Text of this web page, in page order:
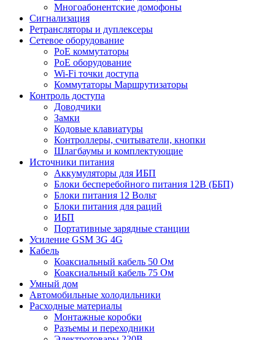
Многоабонентские домофоны
Сигнализация
Ретрансляторы и дуплексеры
Сетевое оборудование
PoE коммутаторы
PoE оборудование
Wi-Fi точки доступа
Коммутаторы Маршрутизаторы
Контроль доступа
Доводчики
Замки
Кодовые клавиатуры
Контроллеры, считыватели, кнопки
Шлагбаумы и комплектующие
Источники питания
Аккумуляторы для ИБП
Блоки бесперебойного питания 12В (ББП)
Блоки питания 12 Вольт
Блоки питания для раций
ИБП
Портативные зарядные станции
Усиление GSM 3G 4G
Кабель
Коаксиальный кабель 50 Ом
Коаксиальный кабель 75 Ом
Умный дом
Автомобильные холодильники
Расходные материалы
Монтажные коробки
Разъемы и переходники